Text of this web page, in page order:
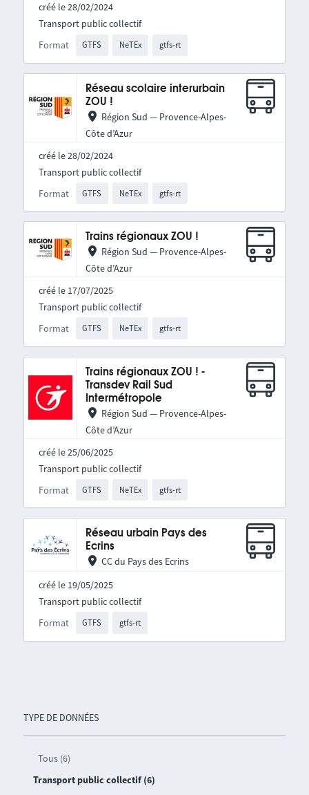
TYPE DE DONNÉES
Tous (6)
Transport public collectif (6)
créé le 28/02/2024
Format GTFS NeTEx gtfs-rt
Transport public collectif
Réseau scolaire interurbain
ZOU !
Région Sud — Provence-Alpes-
Côte d’Azur
créé le 28/02/2024
Format GTFS NeTEx gtfs-rt
Transport public collectif
Trains régionaux ZOU !
Région Sud — Provence-Alpes-
Côte d’Azur
créé le 17/07/2025
Format GTFS NeTEx gtfs-rt
Transport public collectif
Trains régionaux ZOU ! -
Transdev Rail Sud
Intermétropole
Région Sud — Provence-Alpes-
Côte d’Azur
créé le 25/06/2025
Format GTFS NeTEx gtfs-rt
Transport public collectif
Réseau urbain Pays des
Ecrins
CC du Pays des Ecrins
créé le 19/05/2025
Format GTFS gtfs-rt
Transport public collectif